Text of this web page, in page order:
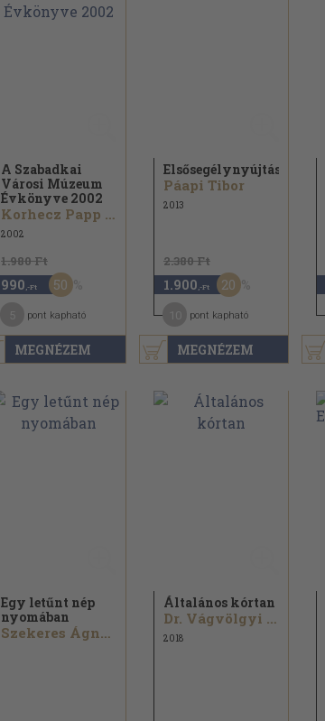
MEGNÉZEM
A Szabadkai
Városi Múzeum
Évkönyve 2002
Korhecz Papp Zsuzsanna...
2002
1.980 Ft
990 ,-Ft 50
pont kapható
MEGNÉZEM
Elsősegélynyújtás
Páapi Tibor
2013
2.380 Ft
1.900 ,-Ft 20
pont kapható
Egy letűnt nép
nyomában
Szekeres Ágnes...
Általános kórtan
Dr. Vágvölgyi Ágnes
2018